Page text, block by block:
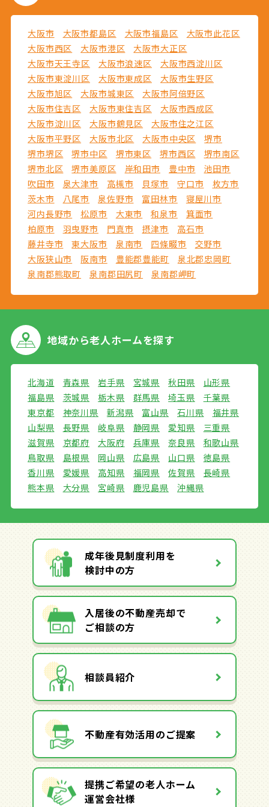
大阪市 大阪市都島区 大阪市福島区
大阪市此花区
大阪市西区
大阪市港区
大阪市大正区
大阪市天王寺区
大阪市浪速区
大阪市西淀川区
大阪市東淀川区
大阪市東成区
大阪市生野区
大阪市旭区
大阪市城東区
大阪市阿倍野区
大阪市住吉区
大阪市東住吉区
大阪市西成区
大阪市淀川区
大阪市鶴見区
大阪市住之江区
大阪市平野区
大阪市北区 大阪市中央区
堺市
堺市堺区
堺市中区 堺市東区 堺市西区
堺市南区
堺市北区
堺市美原区 岸和田市 豊中市
池田市
吹田市
泉大津市 高槻市 貝塚市 守口市
枚方市
茨木市
八尾市 泉佐野市 富田林市
寝屋川市
河内長野市
松原市 大東市 和泉市
箕面市
柏原市
羽曳野市 門真市 摂津市
高石市
藤井寺市
東大阪市 泉南市 四條畷市
交野市
大阪狭山市
阪南市 豊能郡豊能町
泉北郡忠岡町
泉南郡熊取町
泉南郡田尻町 泉南郡岬町
地域から老人ホームを探す
北海道 青森県 岩手県 宮城県 秋田県
山形県
福島県
茨城県 栃木県 群馬県 埼玉県
千葉県
東京都
神奈川県 新潟県 富山県 石川県
福井県
山梨県
長野県 岐阜県 静岡県 愛知県
三重県
滋賀県
京都府 大阪府 兵庫県 奈良県
和歌山県
鳥取県
島根県 岡山県 広島県 山口県
徳島県
香川県
愛媛県 高知県 福岡県 佐賀県
長崎県
熊本県
大分県 宮崎県 鹿児島県 沖縄県
成年後見制度利用を
検討中の方
入居後の不動産売却で
ご相談の方
相談員紹介
不動産有効活用のご提案
提携ご希望の老人ホーム
運営会社様